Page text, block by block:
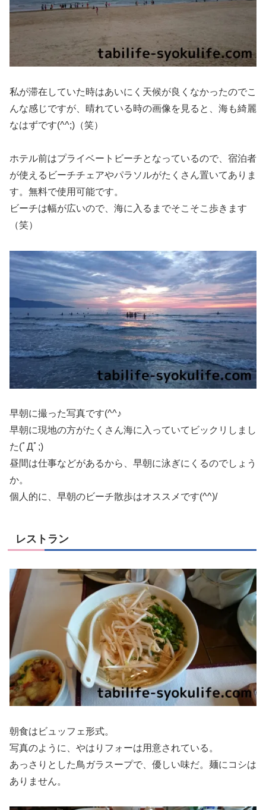
私が滞在していた時はあいにく天候が良くなかったのでこ
んな感じですが、晴れている時の画像を見ると、海も綺麗
なはずです(^^;)（笑）
ホテル前はプライベートビーチとなっているので、宿泊者
が使えるビーチチェアやパラソルがたくさん置いてありま
す。無料で使用可能です。
ビーチは幅が広いので、海に入るまでそこそこ歩きます
（笑）
早朝に撮った写真です(^^♪
早朝に現地の方がたくさん海に入っていてビックリしまし
た(ﾟДﾟ;)
昼間は仕事などがあるから、早朝に泳ぎにくるのでしょう
か。
個人的に、早朝のビーチ散歩はオススメです(^^)/
レストラン
朝食はビュッフェ形式。
写真のように、やはりフォーは用意されている。
あっさりとした鳥ガラスープで、優しい味だ。麺にコシは
ありません。